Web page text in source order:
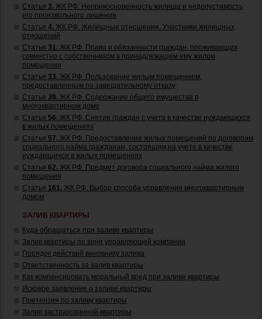
Статья 3. ЖК РФ. Неприкосновенность жилища и недопустимость
его произвольного лишения
Статья 4. ЖК РФ. Жилищные отношения. Участники жилищных
отношений
Статья 31. ЖК РФ. Права и обязанности граждан, проживающих
совместно с собственником в принадлежащем ему жилом
помещении
Статья 33. ЖК РФ. Пользование жилым помещением,
предоставленным по завещательному отказу
Статья 39. ЖК РФ. Содержание общего имущества в
многоквартирном доме
Статья 56. ЖК РФ. Снятие граждан с учета в качестве нуждающихся
в жилых помещениях
Статья 57. ЖК РФ. Предоставление жилых помещений по договорам
социального найма гражданам, состоящим на учете в качестве
нуждающихся в жилых помещениях
Статья 62. ЖК РФ. Предмет договора социального найма жилого
помещения
Статья 161. ЖК РФ. Выбор способа управления многоквартирным
домом
ЗАЛИВ КВАРТИРЫ
Куда обращаться при заливе квартиры
Залив квартиры по вине управляющей компании
Порядок действий виновнику залива
Ответственность за залив квартиры
Как компенсировать моральный вред при заливе квартиры
Исковое заявление о заливе квартиры
Претензия по заливу квартиры
Залив застрахованной квартиры